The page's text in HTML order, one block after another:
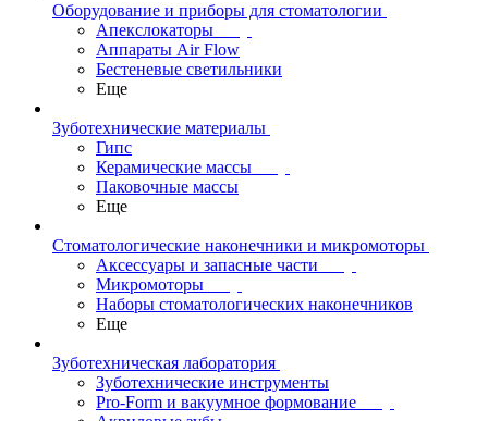
Оборудование и приборы для стоматологии
Апекслокаторы
Аппараты Air Flow
Бестеневые светильники
Еще
Зуботехнические материалы
Гипс
Керамические массы
Паковочные массы
Еще
Стоматологические наконечники и микромоторы
Аксессуары и запасные части
Микромоторы
Наборы стоматологических наконечников
Еще
Зуботехническая лаборатория
Зуботехнические инструменты
Pro-Form и вакуумное формование